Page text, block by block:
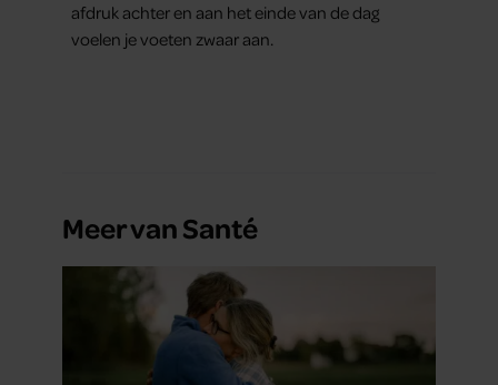
afdruk achter en aan het einde van de dag
voelen je voeten zwaar aan.
Meer van Santé